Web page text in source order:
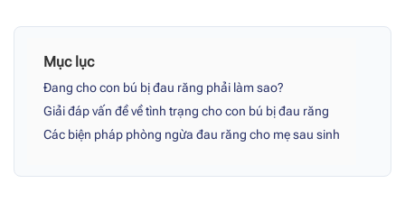
Mục lục
Đang cho con bú bị đau răng phải làm sao?
Giải đáp vấn đề về tình trạng cho con bú bị đau răng
Các biện pháp phòng ngừa đau răng cho mẹ sau sinh